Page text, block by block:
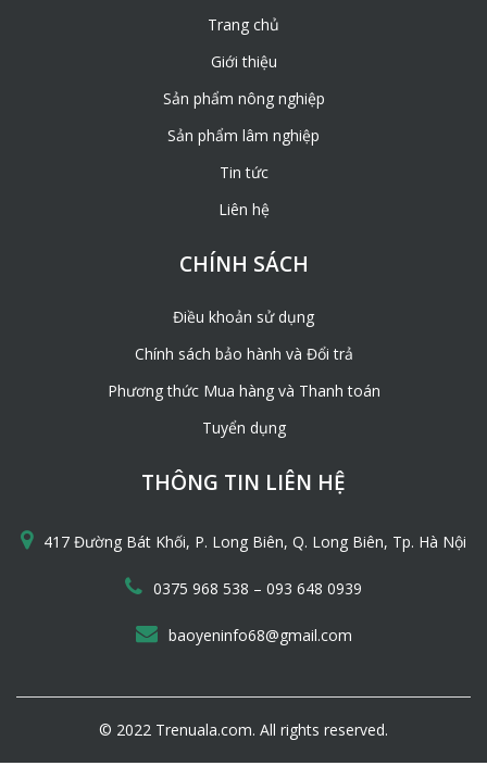
Trang chủ
Giới thiệu
Sản phẩm nông nghiệp
Sản phẩm lâm nghiệp
Tin tức
Liên hệ
CHÍNH SÁCH
Điều khoản sử dụng
Chính sách bảo hành và Đổi trả
Phương thức Mua hàng và Thanh toán
Tuyển dụng
THÔNG TIN LIÊN HỆ
417 Đường Bát Khối, P. Long Biên, Q. Long Biên, Tp. Hà Nội
0375 968 538 – 093 648 0939
baoyeninfo68@gmail.com
© 2022 Trenuala.com. All rights reserved.